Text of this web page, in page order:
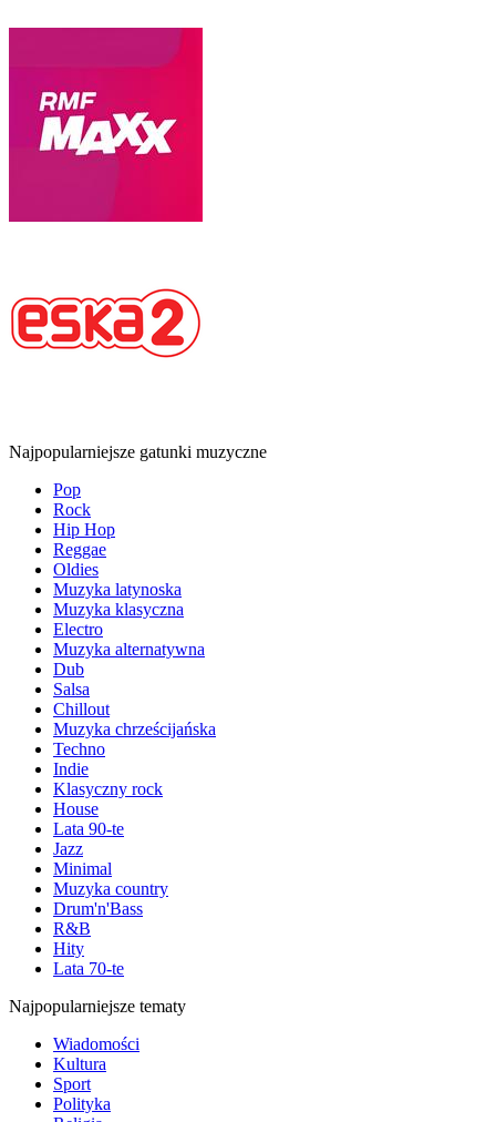
Najpopularniejsze gatunki muzyczne
Pop
Rock
Hip Hop
Reggae
Oldies
Muzyka latynoska
Muzyka klasyczna
Electro
Muzyka alternatywna
Dub
Salsa
Chillout
Muzyka chrześcijańska
Techno
Indie
Klasyczny rock
House
Lata 90-te
Jazz
Minimal
Muzyka country
Drum'n'Bass
R&B
Hity
Lata 70-te
Najpopularniejsze tematy
Wiadomości
Kultura
Sport
Polityka